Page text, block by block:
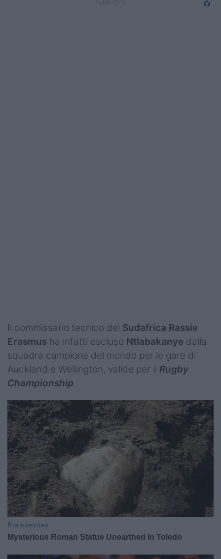
Il commissario tecnico del Sudafrica Rassie
Erasmus ha infatti escluso Ntlabakanye dalla
squadra campione del mondo per le gare di
Auckland e Wellington, valide per il Rugby
Championship.